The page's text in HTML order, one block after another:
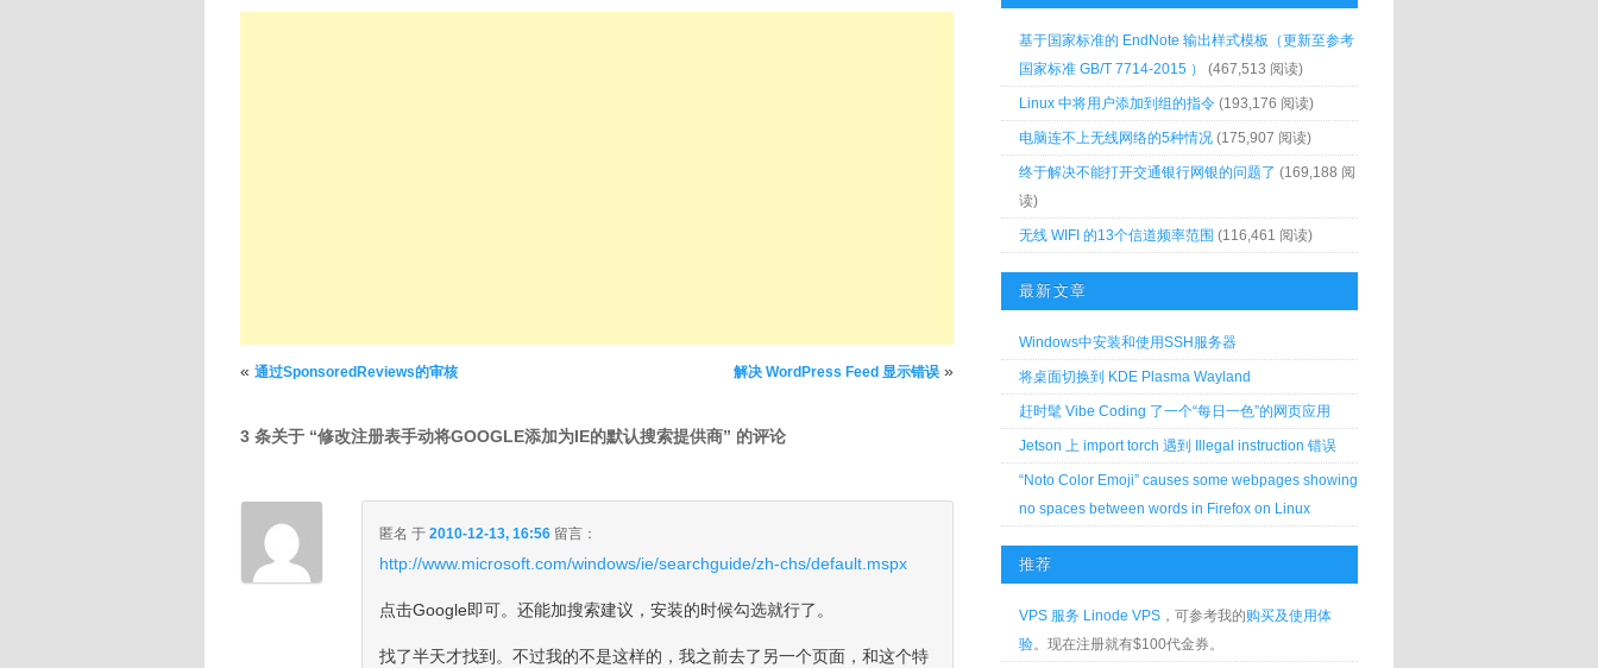
文章导航
« 通过SponsoredReviews的审核 解决 WordPress Feed 显示错误 »
3 条关于 “修改注册表手动将GOOGLE添加为IE的默认搜索提供商” 的评论
匿名 于 2010-12-13, 16:56 留言：
http://www.microsoft.com/windows/ie/searchguide/zh-chs/default.mspx
点击Google即可。还能加搜索建议，安装的时候勾选就行了。
找了半天才找到。不过我的不是这样的，我之前去了另一个页面，和这个特
基于国家标准的 EndNote 输出样式模板（更新至参考
国家标准 GB/T 7714-2015 ）
(467,513 阅读)
Linux 中将用户添加到组的指令 (193,176 阅读)
电脑连不上无线网络的5种情况 (175,907 阅读)
终于解决不能打开交通银行网银的问题了 (169,188 阅
读)
无线 WIFI 的13个信道频率范围 (116,461 阅读)
最新文章
Windows中安装和使用SSH服务器
将桌面切换到 KDE Plasma Wayland
赶时髦 Vibe Coding 了一个“每日一色”的网页应用
Jetson 上 import torch 遇到 Illegal instruction 错误
“Noto Color Emoji” causes some webpages showing
no spaces between words in Firefox on Linux
推荐
VPS 服务 Linode VPS ，可参考我的购买及使用体
验。现在注册就有$100代金券。